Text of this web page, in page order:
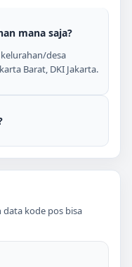
mana saja?
desa
Barat, DKI Jakarta.
kode pos bisa